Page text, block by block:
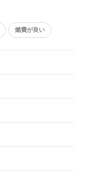
燃費が良い